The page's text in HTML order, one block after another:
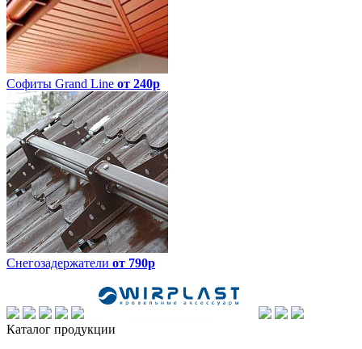
Софиты Grand Line от 240р
Снегозадержатели от 790р
Каталог продукции